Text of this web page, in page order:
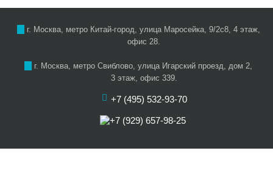
г. Москва, метро Китай-город, улица Маросейка, 9/2с8, 4 этаж,
офис 28.
г. Москва, метро Свиблово, улица Игарский проезд, дом 2,
3 этаж, офис 339.
+7 (495) 532-93-70
+7 (929) 657-98-25